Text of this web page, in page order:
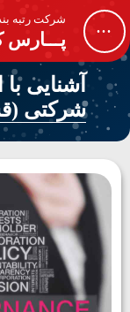
...
شرکت رتبه
پـــارس
آشنایی
شرکتی